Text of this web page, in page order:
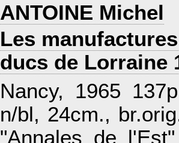
‎ANTOINE Michel‎
‎Les
ducs de Lorraine
‎Nancy, 1965
n/bl, 24cm.,
"Annales de